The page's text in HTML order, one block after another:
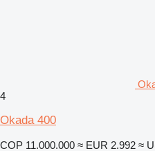
4
Okada 400
COP 11.000.000 ≈ EUR 2.992 ≈